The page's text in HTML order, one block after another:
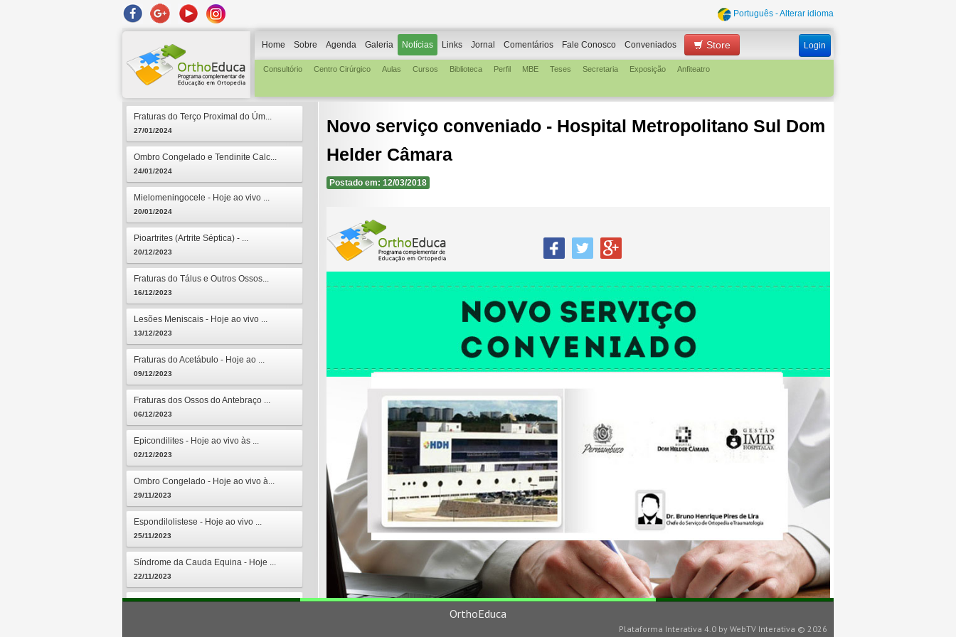
Português - Alterar idioma
Home Sobre Agenda Galeria Notícias Links Jornal Comentários Fale Conosco Conveniados Login
Store
Consultório Centro Cirúrgico Aulas Cursos Biblioteca Perfil MBE Teses Secretaria Exposição Anfiteatro
Fraturas do Terço Proximal do Úm...
27/01/2024
Ombro Congelado e Tendinite Calc...
24/01/2024
Mielomeningocele - Hoje ao vivo ...
20/01/2024
Pioartrites (Artrite Séptica) - ...
20/12/2023
Fraturas do Tálus e Outros Ossos...
16/12/2023
Lesões Meniscais - Hoje ao vivo ...
13/12/2023
Fraturas do Acetábulo - Hoje ao ...
09/12/2023
Fraturas dos Ossos do Antebraço ...
06/12/2023
Epicondilites - Hoje ao vivo às ...
02/12/2023
Ombro Congelado - Hoje ao vivo à...
29/11/2023
Espondilolistese - Hoje ao vivo ...
25/11/2023
Síndrome da Cauda Equina - Hoje ...
22/11/2023
Osteomielites - Hoje ao vivo às ...
Novo serviço conveniado - Hospital Metropolitano Sul Dom
Helder Câmara
Postado em: 12/03/2018
OrthoEduca
Plataforma Interativa 4.0 by WebTV Interativa © 2026